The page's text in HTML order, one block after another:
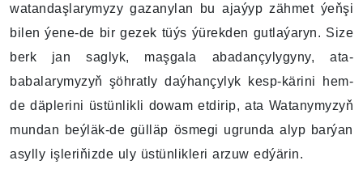
watandaşlarymyzy gazanylan bu ajaýyp zähmet ýeňşi
bilen ýene-de bir gezek tüýs ýürekden gutlaýaryn. Size
berk jan saglyk, maşgala abadançylygyny, ata-
babalarymyzyň şöhratly daýhançylyk kesp-kärini hem-
de däplerini üstünlikli dowam etdirip, ata Watanymyzyň
mundan beýläk-de gülläp ösmegi ugrunda alyp barýan
asylly işleriňizde uly üstünlikleri arzuw edýärin.